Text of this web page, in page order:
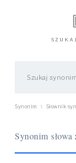
SZUKAJ
Synonim \ Słownik
Synonim słowa